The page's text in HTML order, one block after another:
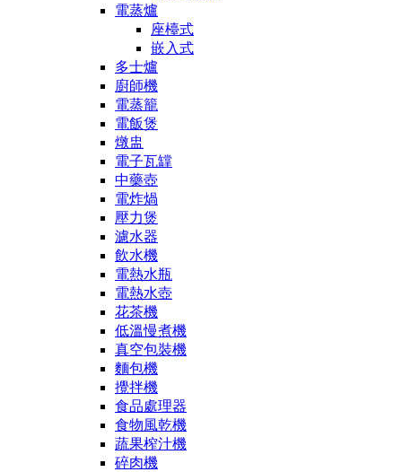
電蒸爐
座檯式
嵌入式
多士爐
廚師機
電蒸籠
電飯煲
燉盅
電子瓦罉
中藥壺
電炸煱
壓力煲
濾水器
飲水機
電熱水瓶
電熱水壺
花茶機
低溫慢煮機
真空包裝機
麵包機
攪拌機
食品處理器
食物風乾機
蔬果榨汁機
碎肉機